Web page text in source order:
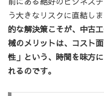
う大きなリスクに直結しま
的な解決策こそが、中古
械のメリットは、コスト
性」という、時間を味方
れるのです。